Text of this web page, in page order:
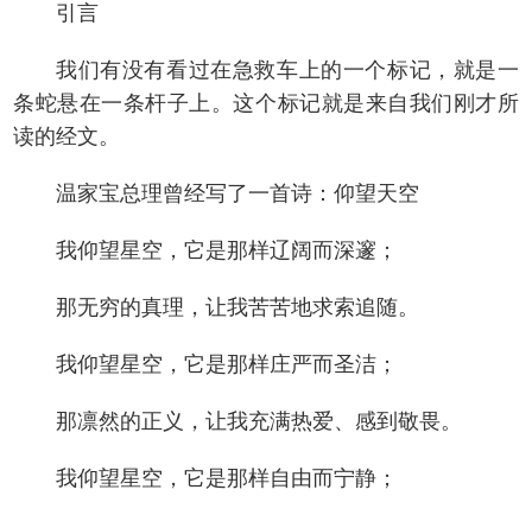
引言
我们有没有看过在急救车上的一个标记，就是一
条蛇悬在一条杆子上。这个标记就是来自我们刚才所
读的经文。
温家宝总理曾经写了一首诗：仰望天空
我仰望星空，它是那样辽阔而深邃；
那无穷的真理，让我苦苦地求索追随。
我仰望星空，它是那样庄严而圣洁；
那凛然的正义，让我充满热爱、感到敬畏。
我仰望星空，它是那样自由而宁静；